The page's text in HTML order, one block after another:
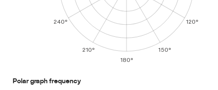
120°
150°
180°
210°
240°
Polar graph frequency